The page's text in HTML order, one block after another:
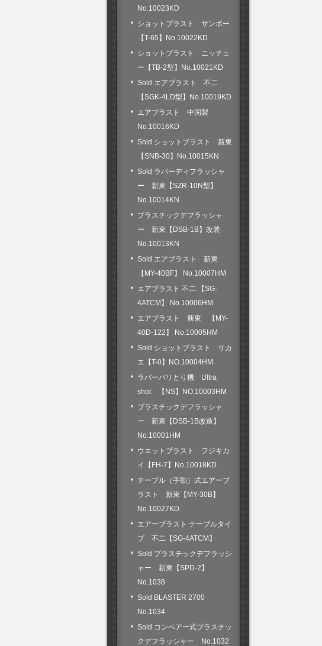
No.10023KD
ショットブラスト サンポー
【T-65】No.10022KD
ショットブラスト ニッチュ
ー【TB-2型】No.10021KD
Sold エアブラスト 不二
【SGK-4LD型】No.10019KD
エアブラスト 中国製
No.10016KD
Sold ショットブラスト 新東
【SNB-30】No.10015KN
Sold ラバーディフラッシャ
ー 新東【SZR-10N型】
No.10014KN
プラスチックデフラッシャ
ー 新東【DSB-1B】改装
No.10013KN
Sold エアブラスト 新東
【MY-40BF】 No.10007HM
エアブラスト 不二 【SG-
4ATCM】 No.10006HM
エアブラスト 新東 【MY-
40D-122】 No.10005HM
Sold ショットブラスト サカ
エ【T-0】NO.10004HM
ラバーバリとり機 Ultra
shot 【NS】NO.10003HM
プラスチックデフラッシャ
ー 新東【DSB-1B改造】
No.10001HM
ウエットブラスト フジキカ
イ【FH-7】No.10018KD
テーブル（手動）式エアーブ
ラスト 新東【MY-30B】
No.10027KD
エアーブラスト テーブルタイ
プ 不二【SG-4ATCM】
Sold プラスチックデフラッシ
ャー 新東【SPD-2】
No.1038
Sold BLASTER 2700
No.1034
Sold コンベアー式プラスチッ
クデフラッシャー No.1032